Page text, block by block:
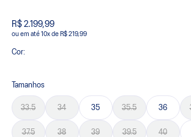
R$ 2.199,99
ou 10xde R$ 219,99
Cor:
Tamanhos
33.5 34 35 35.5 36
37.5 38 39 39.5 40